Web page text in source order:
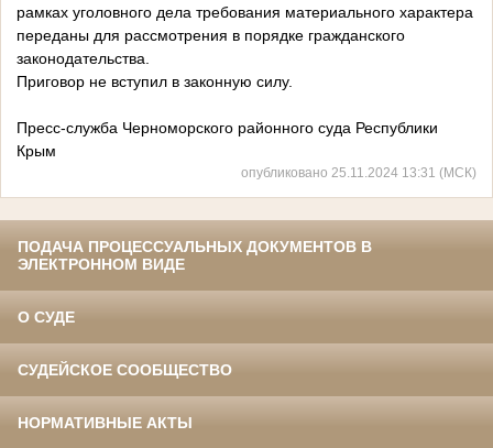
рамках уголовного дела требования материального характера
переданы для рассмотрения в порядке гражданского
законодательства.
Приговор не вступил в законную силу.
Пресс-служба Черноморского районного суда Республики
Крым
опубликовано 25.11.2024 13:31 (МСК)
ПОДАЧА ПРОЦЕССУАЛЬНЫХ ДОКУМЕНТОВ В
ЭЛЕКТРОННОМ ВИДЕ
О СУДЕ
СУДЕЙСКОЕ СООБЩЕСТВО
НОРМАТИВНЫЕ АКТЫ